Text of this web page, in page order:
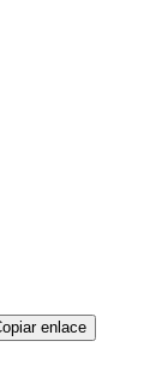
enlace